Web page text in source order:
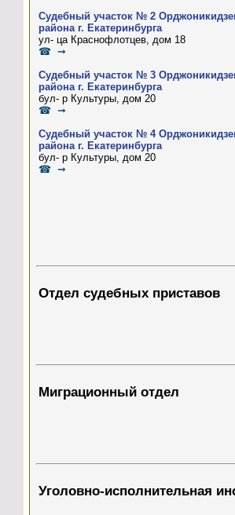
Судебный участок № 2
района г. Екатеринбурга
ул- ца Краснофлотцев, дом 18
☎ ➞
Судебный участок № 3
района г. Екатеринбурга
бул- р Культуры, дом 20
☎ ➞
Судебный участок № 4
района г. Екатеринбурга
бул- р Культуры, дом 20
☎ ➞
Отдел судебных приставов
Миграционный отдел
Уголовно-исполнительная